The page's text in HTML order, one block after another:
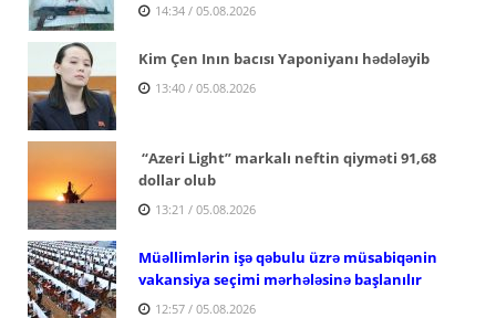
14:34 / 05.08.2026
Kim Çen Inın bacısı Yaponiyanı hədələyib
13:40 / 05.08.2026
“Azeri Light” markalı neftin qiyməti 91,68
dollar olub
13:21 / 05.08.2026
Müəllimlərin işə qəbulu üzrə müsabiqənin
vakansiya seçimi mərhələsinə başlanılır
12:57 / 05.08.2026